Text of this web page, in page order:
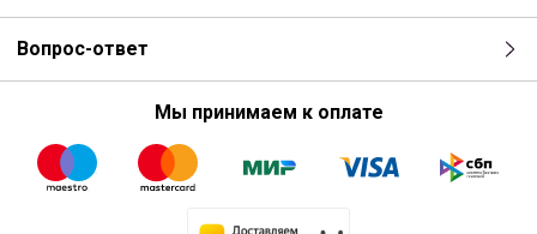
Вопрос-ответ
Мы принимаем к оплате